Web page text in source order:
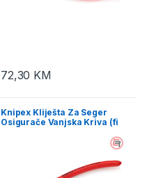
72,30 KM
Knipex Kliješta Za Seger
Osigurače Vanjska Kriva (fi